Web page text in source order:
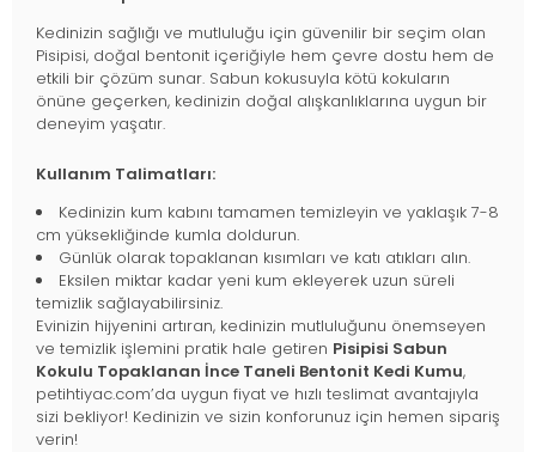
Kedinizin sağlığı ve mutluluğu için güvenilir bir seçim olan
Pisipisi, doğal bentonit içeriğiyle hem çevre dostu hem de
etkili bir çözüm sunar. Sabun kokusuyla kötü kokuların
önüne geçerken, kedinizin doğal alışkanlıklarına uygun bir
deneyim yaşatır.
Kullanım Talimatları:
Kedinizin kum kabını tamamen temizleyin ve yaklaşık 7-8
cm yüksekliğinde kumla doldurun.
Günlük olarak topaklanan kısımları ve katı atıkları alın.
Eksilen miktar kadar yeni kum ekleyerek uzun süreli
temizlik sağlayabilirsiniz.
Evinizin hijyenini artıran, kedinizin mutluluğunu önemseyen
ve temizlik işlemini pratik hale getiren Pisipisi Sabun
Kokulu Topaklanan İnce Taneli Bentonit Kedi Kumu,
petihtiyac.com’da uygun fiyat ve hızlı teslimat avantajıyla
sizi bekliyor! Kedinizin ve sizin konforunuz için hemen sipariş
verin!